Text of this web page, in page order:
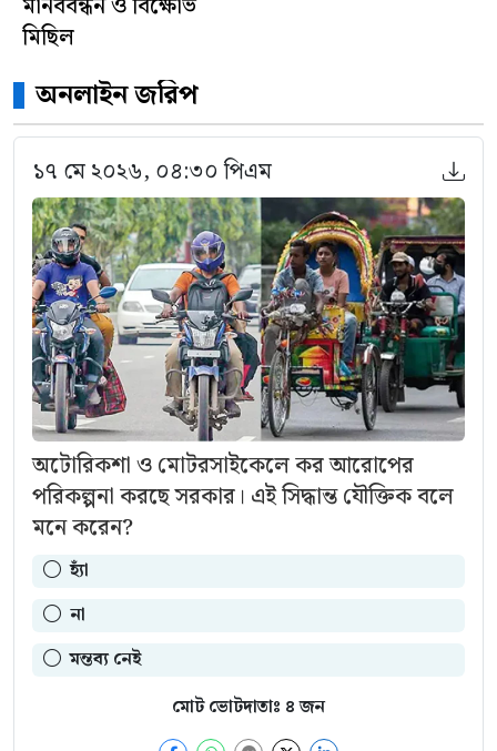
মানববন্ধন ও বিক্ষোভ
মিছিল
অনলাইন জরিপ
১৭ মে ২০২৬, ০৪:৩০ পিএম
অটোরিকশা ও মোটরসাইকেলে কর আরোপের
পরিকল্পনা করছে সরকার। এই সিদ্ধান্ত যৌক্তিক বলে
মনে করেন?
হ্যাঁ
না
মন্তব্য নেই
মোট ভোটদাতাঃ ৪জন